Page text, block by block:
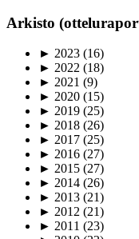
Arkisto
► 2023 (16)
► 2022 (18)
► 2021 (9)
► 2020 (15)
► 2019 (25)
► 2018 (26)
► 2017 (25)
► 2016 (27)
► 2015 (27)
► 2014 (26)
► 2013 (21)
► 2012 (21)
► 2011 (23)